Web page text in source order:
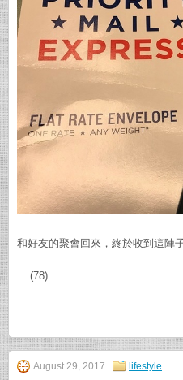
和好友的聚會回來，終於收到這陣
... (78)
August 29, 2017 lifestyle